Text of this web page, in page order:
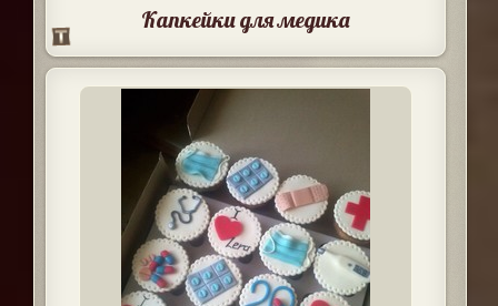
Капкейки для медика